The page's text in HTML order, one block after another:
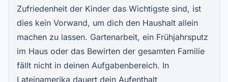
Zufriedenheit der Kinder das Wichtigste sind, ist
dies kein Vorwand, um dich den Haushalt allein
machen zu lassen. Gartenarbeit, ein Frühjahrsputz
im Haus oder das Bewirten der gesamten Familie
fällt nicht in deinen Aufgabenbereich. In
Lateinamerika dauert dein Aufenthalt